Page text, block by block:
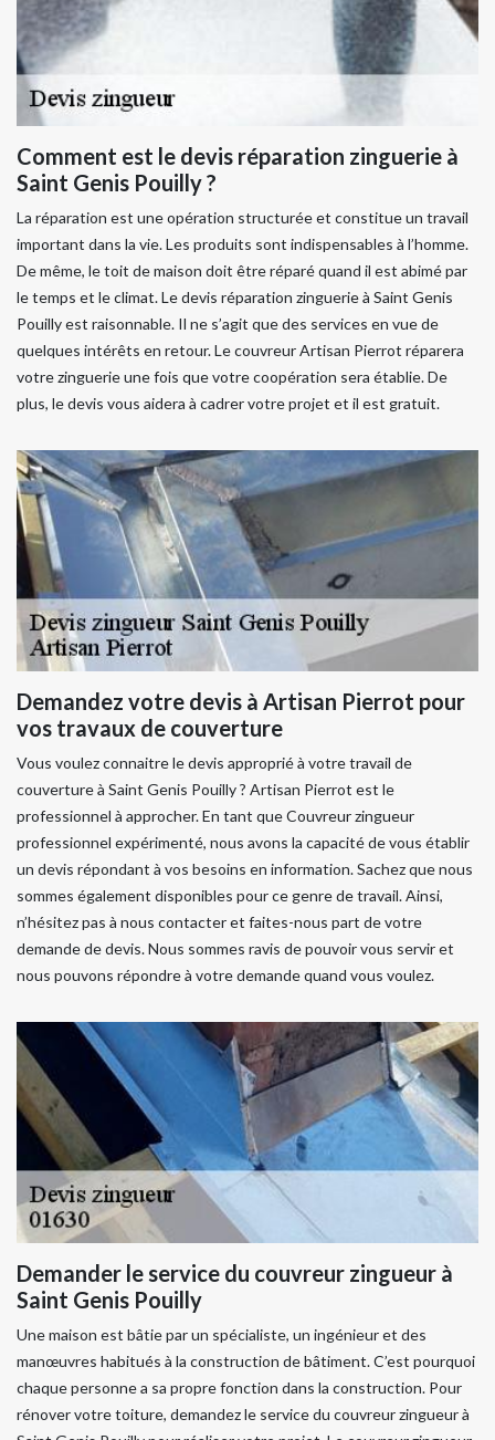
Comment est le devis réparation zinguerie à
Saint Genis Pouilly ?
La réparation est une opération structurée et constitue un travail
important dans la vie. Les produits sont indispensables à l’homme.
De même, le toit de maison doit être réparé quand il est abimé par
le temps et le climat. Le devis réparation zinguerie à Saint Genis
Pouilly est raisonnable. Il ne s’agit que des services en vue de
quelques intérêts en retour. Le couvreur Artisan Pierrot réparera
votre zinguerie une fois que votre coopération sera établie. De
plus, le devis vous aidera à cadrer votre projet et il est gratuit.
Demandez votre devis à Artisan Pierrot pour
vos travaux de couverture
Vous voulez connaitre le devis approprié à votre travail de
couverture à Saint Genis Pouilly ? Artisan Pierrot est le
professionnel à approcher. En tant que Couvreur zingueur
professionnel expérimenté, nous avons la capacité de vous établir
un devis répondant à vos besoins en information. Sachez que nous
sommes également disponibles pour ce genre de travail. Ainsi,
n’hésitez pas à nous contacter et faites-nous part de votre
demande de devis. Nous sommes ravis de pouvoir vous servir et
nous pouvons répondre à votre demande quand vous voulez.
Demander le service du couvreur zingueur à
Saint Genis Pouilly
Une maison est bâtie par un spécialiste, un ingénieur et des
manœuvres habitués à la construction de bâtiment. C’est pourquoi
chaque personne a sa propre fonction dans la construction. Pour
rénover votre toiture, demandez le service du couvreur zingueur à